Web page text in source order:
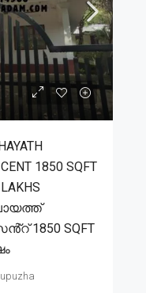
1850 SQFT
1850 SQFT